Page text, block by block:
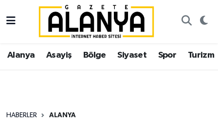
Alanya Asayiş Bölge Siyaset Spor Turizm
HABERLER ALANYA
Alanya
Asayiş
Siyaset
İstanbul Nöbetçi Eczaneler
İstanbul Hava Durumu
Süper Lig Puan Durumu ve Fikstür